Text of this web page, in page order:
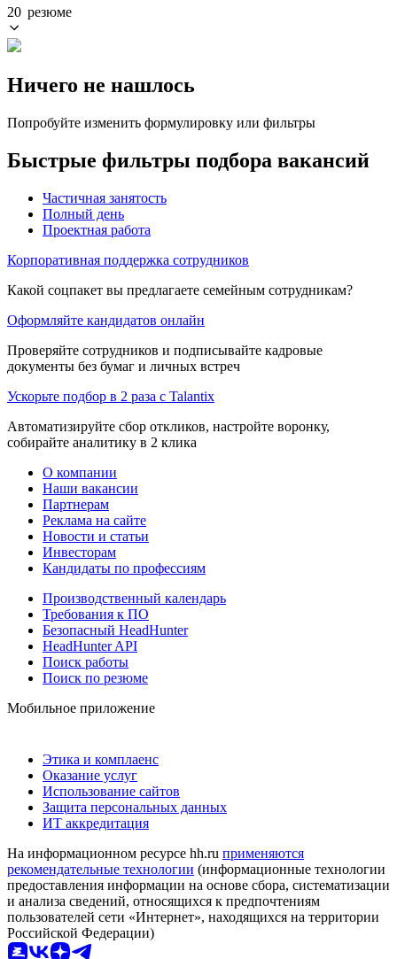
20 резюме
Ничего не нашлось
Попробуйте изменить формулировку или фильтры
Быстрые фильтры подбора вакансий
Частичная занятость
Полный день
Проектная работа
Корпоративная поддержка сотрудников
Какой соцпакет вы предлагаете семейным сотрудникам?
Оформляйте кандидатов онлайн
Проверяйте сотрудников и подписывайте кадровые
документы без бумаг и личных встреч
Ускорьте подбор в 2 раза с Talantix
Автоматизируйте сбор откликов, настройте воронку,
собирайте аналитику в 2 клика
О компании
Наши вакансии
Партнерам
Реклама на сайте
Новости и статьи
Инвесторам
Кандидаты по профессиям
Производственный календарь
Требования к ПО
Безопасный HeadHunter
HeadHunter API
Поиск работы
Поиск по резюме
Мобильное приложение
Этика и комплаенс
Оказание услуг
Использование сайтов
Защита персональных данных
ИТ аккредитация
На информационном ресурсе hh.ru применяются
рекомендательные технологии (информационные технологии
предоставления информации на основе сбора, систематизации
и анализа сведений, относящихся к предпочтениям
пользователей сети «Интернет», находящихся на территории
Российской Федерации)